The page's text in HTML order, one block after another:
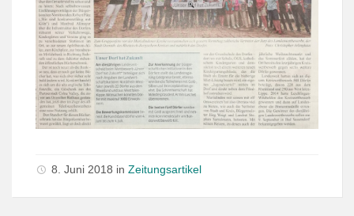
8. Juni 2018 in Zeitungsartikel